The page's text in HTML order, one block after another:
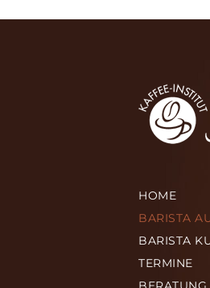
HOME
BARISTA
BARISTA
TERMINE